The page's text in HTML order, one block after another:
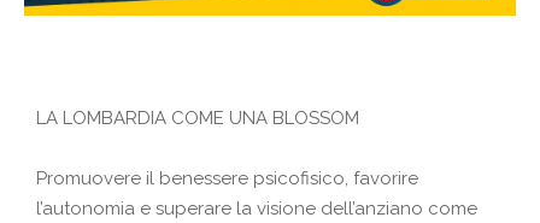
LA LOMBARDIA COME UNA BLOSSOM
Promuovere il benessere psicofisico, favorire
l’autonomia e superare la visione dell’anziano come